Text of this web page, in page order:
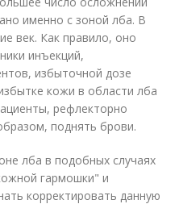
именно с зоной лба. В
век. Как правило, оно
инъекций,
избыточной дозе
кожи в области лба
рефлекторно
поднять брови.
лба в подобных случаях
гармошки" и
корректировать данную